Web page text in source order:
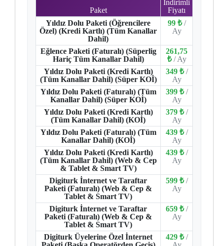
Paket
İndirimli
Fiyatı
Yıldız Dolu Paketi (Öğrencilere
Özel) (Kredi Kartlı) (Tüm Kanallar
Dahil)
99 ₺ /
Ay
Eğlence Paketi (Faturalı) (Süperlig
Hariç Tüm Kanallar Dahil)
261,75
₺ / Ay
Yıldız Dolu Paketi (Kredi Kartlı)
(Tüm Kanallar Dahil) (Süper KOİ)
349 ₺ /
Ay
Yıldız Dolu Paketi (Faturalı) (Tüm
Kanallar Dahil) (Süper KOİ)
399 ₺ /
Ay
Yıldız Dolu Paketi (Kredi Kartlı)
(Tüm Kanallar Dahil) (KOİ)
379 ₺ /
Ay
Yıldız Dolu Paketi (Faturalı) (Tüm
Kanallar Dahil) (KOİ)
439 ₺ /
Ay
Yıldız Dolu Paketi (Kredi Kartlı)
(Tüm Kanallar Dahil) (Web & Cep
& Tablet & Smart TV)
439 ₺ /
Ay
Digiturk İnternet ve Taraftar
Paketi (Faturalı) (Web & Cep &
Tablet & Smart TV)
599 ₺ /
Ay
Digiturk İnternet ve Taraftar
Paketi (Faturalı) (Web & Cep &
Tablet & Smart TV)
659 ₺ /
Ay
Digiturk Üyelerine Özel İnternet
429 ₺ /